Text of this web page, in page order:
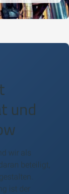
und
wir als
beteiligt,
ist der